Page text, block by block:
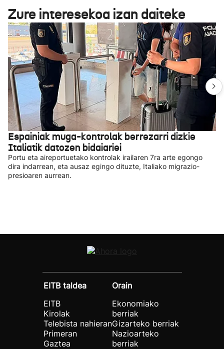
Zure interesekoa izan daiteke
Espainiak muga-kontrolak berrezarri dizkie
Italiatik datozen bidaiariei
Portu eta aireportuetako kontrolak irailaren 7ra arte egongo
dira indarrean, eta ausaz egingo dituzte, Italiako migrazio-
presioaren aurrean.
EITB taldea
EITB
Kirolak
Telebista nahieran
Primeran
Gaztea
Orain
Ekonomiako
berriak
Gizarteko berriak
Nazioarteko
berriak